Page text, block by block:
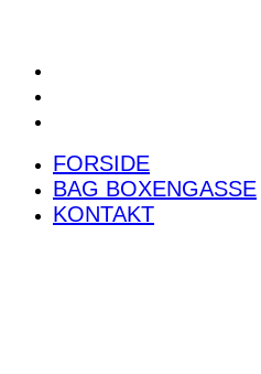
FORSIDE
BAG BOXENGASSE
KONTAKT